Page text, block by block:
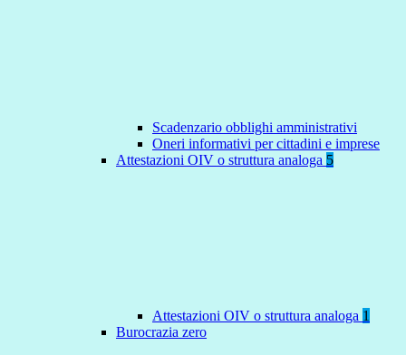
Scadenzario obblighi amministrativi
Oneri informativi per cittadini e imprese
Attestazioni OIV o struttura analoga 5
Attestazioni OIV o struttura analoga 1
Burocrazia zero